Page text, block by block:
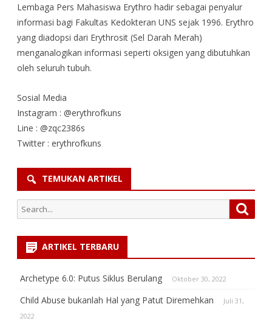
Lembaga Pers Mahasiswa Erythro hadir sebagai penyalur
informasi bagi Fakultas Kedokteran UNS sejak 1996. Erythro
yang diadopsi dari Erythrosit (Sel Darah Merah)
menganalogikan informasi seperti oksigen yang dibutuhkan
oleh seluruh tubuh.
Sosial Media
Instagram : @erythrofkuns
Line : @zqc2386s
Twitter : erythrofkuns
TEMUKAN ARTIKEL
Search
for:
ARTIKEL TERBARU
Archetype 6.0: Putus Siklus Berulang Oktober 30, 2022
Child Abuse bukanlah Hal yang Patut Diremehkan
Juli 31,
2022